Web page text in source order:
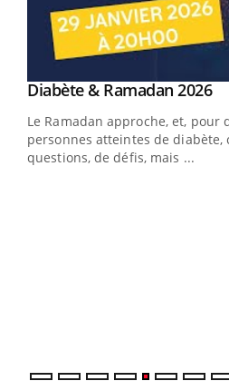
Youtube
Diabète & Ramadan 2026
Le Ramadan approche, et, pour
personnes atteintes de diabète,
questions, de défis, mais ...
Youtube
Un « jumeau numérique »
Un établissement lié à un
matière de bilan de santé :